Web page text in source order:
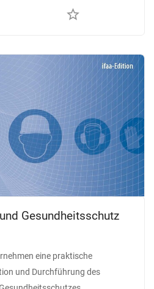
star_border
Gesundheitsschutz
eine praktische
und Durchführung des